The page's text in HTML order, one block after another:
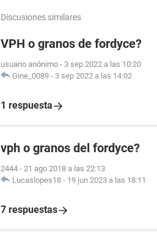
Discusiones similares
VPH o granos de fordyce?
usuario anónimo - 3 sep 2022 a las 10:20
Gine_0089 - 3 sep 2022 a las 14:02
1 respuesta
vph o granos del fordyce?
2444 - 21 ago 2018 a las 22:13
Lucaslopes18 - 19 jun 2023 a las 18:11
7 respuestas